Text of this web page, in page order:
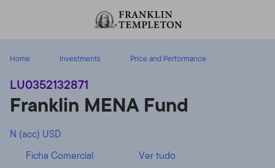
Home Investments Price and Performance
LU0352132871
Franklin MENA Fund
N (acc) USD
Ficha Comercial
Ver tudo